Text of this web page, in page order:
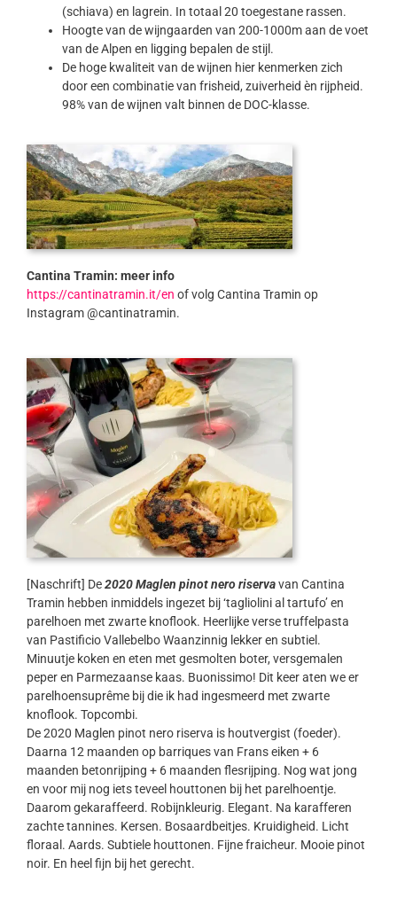
(schiava) en lagrein. In totaal 20 toegestane rassen.
Hoogte van de wijngaarden van 200-1000m aan de voet
van de Alpen en ligging bepalen de stijl.
De hoge kwaliteit van de wijnen hier kenmerken zich
door een combinatie van frisheid, zuiverheid èn rijpheid.
98% van de wijnen valt binnen de DOC-klasse.
Cantina Tramin: meer info
https://cantinatramin.it/en of volg Cantina Tramin op
Instagram @cantinatramin.
[Naschrift] De2020 Maglen pinot nero riservavan Cantina
Tramin hebben inmiddels ingezet bij ‘tagliolini al tartufo’ en
parelhoen met zwarte knoflook. Heerlijke verse truffelpasta
van Pastificio Vallebelbo Waanzinnig lekker en subtiel.
Minuutje koken en eten met gesmolten boter, versgemalen
peper en Parmezaanse kaas. Buonissimo! Dit keer aten we er
parelhoensuprême bij die ik had ingesmeerd met zwarte
knoflook. Topcombi.
De 2020 Maglen pinot nero riserva is houtvergist (foeder).
Daarna 12 maanden op barriques van Frans eiken + 6
maanden betonrijping + 6 maanden flesrijping. Nog wat jong
en voor mij nog iets teveel houttonen bij het parelhoentje.
Daarom gekaraffeerd. Robijnkleurig. Elegant. Na karafferen
zachte tannines. Kersen. Bosaardbeitjes. Kruidigheid. Licht
floraal. Aards. Subtiele houttonen. Fijne fraicheur. Mooie pinot
noir. En heel fijn bij het gerecht.